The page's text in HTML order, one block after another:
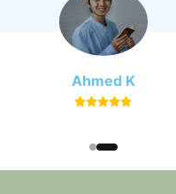
Ahmed K